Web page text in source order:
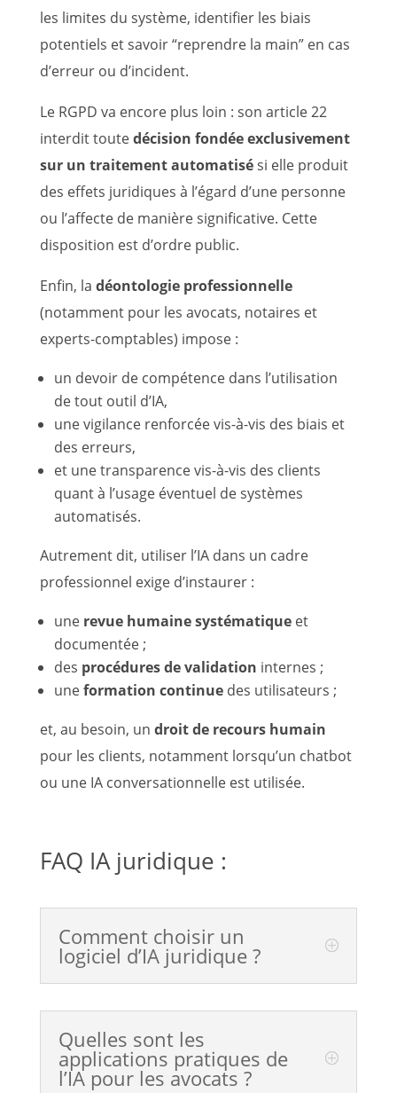
les limites du système, identifier les biais
potentiels et savoir “reprendre la main” en cas
d’erreur ou d’incident.
Le RGPD va encore plus loin : son article 22
interdit toutedécision fondée exclusivement
sur un traitement automatisési elle produit
des effets juridiques à l’égard d’une personne
ou l’affecte de manière significative. Cette
disposition est d’ordre public.
Enfin, la déontologie professionnelle
(notamment pour les avocats, notaires et
experts-comptables) impose :
un devoir de compétence dans l’utilisation
de tout outil d’IA,
une vigilance renforcée vis-à-vis des biais et
des erreurs,
et une transparence vis-à-vis des clients
quant à l’usage éventuel de systèmes
automatisés.
Autrement dit, utiliser l’IA dans un cadre
professionnel exige d’instaurer :
une revue humaine systématiqueet
documentée ;
des procédures de validation internes ;
uneformation continuedes utilisateurs ;
et, au besoin, un droit de recours humain
pour les clients, notamment lorsqu’un chatbot
ou une IA conversationnelle est utilisée.
FAQ IA juridique :
Comment choisir un
logiciel d’IA juridique ?
Quelles sont les
applications pratiques de
l’IA pour les avocats ?